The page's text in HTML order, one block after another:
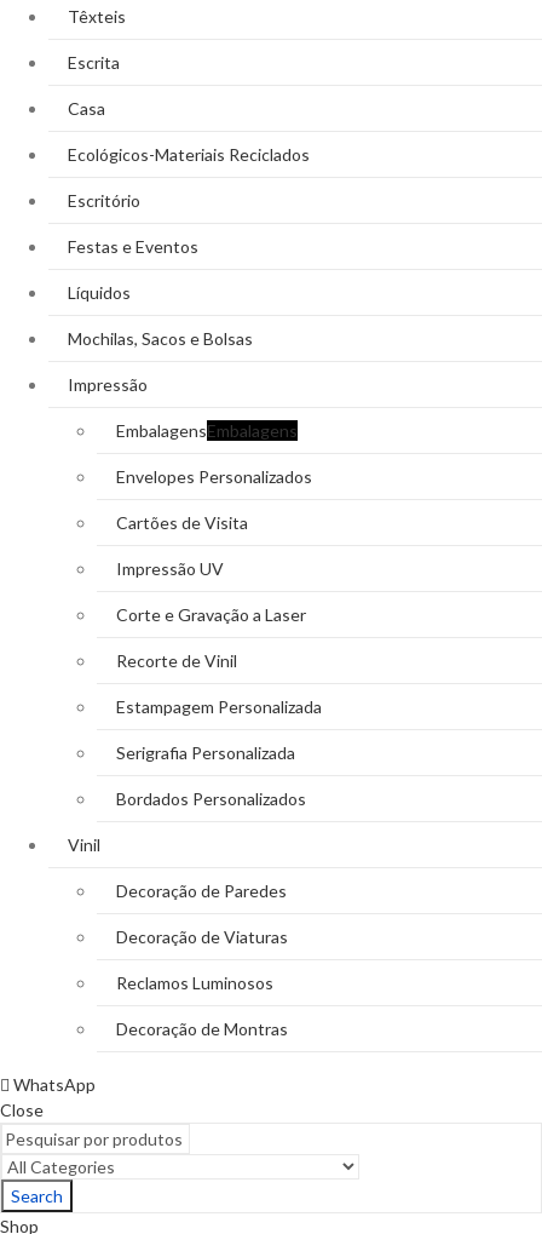
Têxteis
Escrita
Casa
Ecológicos-Materiais Reciclados
Escritório
Festas e Eventos
Líquidos
Mochilas, Sacos e Bolsas
Impressão
EmbalagensEmbalagens
Envelopes Personalizados
Cartões de Visita
Impressão UV
Corte e Gravação a Laser
Recorte de Vinil
Estampagem Personalizada
Serigrafia Personalizada
Bordados Personalizados
Vinil
Decoração de Paredes
Decoração de Viaturas
Reclamos Luminosos
Decoração de Montras
WhatsApp
Close
Search
Shop